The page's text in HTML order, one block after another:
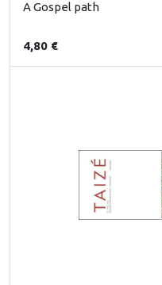
A Gospel path
4,80 €